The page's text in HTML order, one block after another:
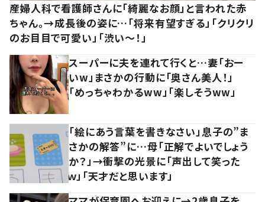
産婦人科で看護師さんに「綺麗なお顔」と言われた赤
ちゃん。→成長後の姿に…「将来有望すぎる」「クリクリ
のお目目で可愛い」「渋い～！」
スーパーに夫を連れて行くと…妻「おー
いw」まさかの行動に「奥さん美人！」
「めっちゃわかるww」「楽しそうww」
「絵にあう言葉を書きなさい」息子の”ま
さかの解答”に…母「正解でよいでしょう
か？」→衝撃の光景に「声出して笑った
ｗ」「天才だと思います」